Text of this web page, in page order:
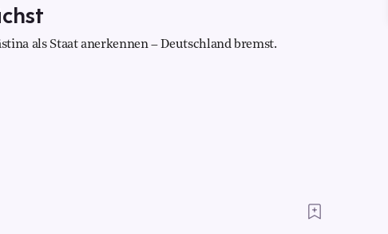
als Staat anerkennen – Deutschland bremst.